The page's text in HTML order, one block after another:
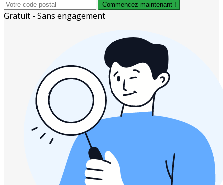
Commencez maintenant !
Gratuit - Sans engagement